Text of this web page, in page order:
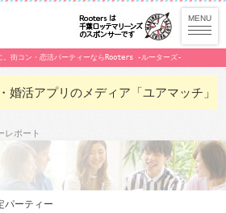
。街コン・恋活パーティーならRooters -ルーターズ-
婚活アプリのメディア「ユアマッチ」
レポート
パーティー